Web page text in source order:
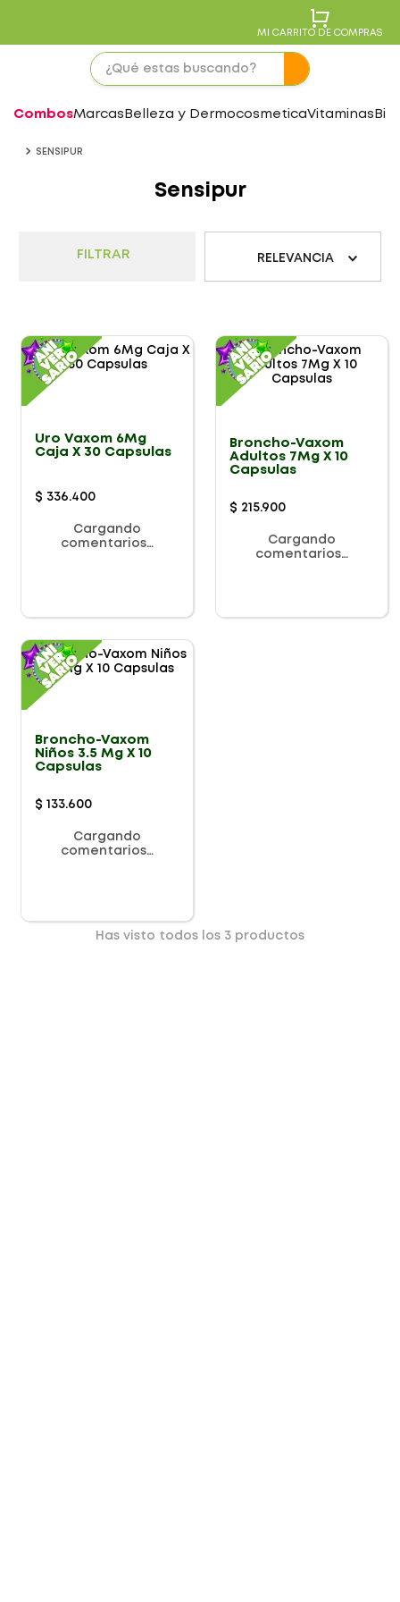
MI CARRITO DE COMPRAS
CombosMarcas Belleza y DermocosmeticaVitaminas
SENSIPUR
Sensipur
FILTRAR RELEVANCIA
Uro Vaxom 6Mg
Caja X 30 Capsulas
$ 336.400
Cargando
comentarios…
Broncho-Vaxom
Adultos 7Mg X 10
Capsulas
$ 215.900
Cargando
comentarios…
Broncho-Vaxom
Niños 3.5 Mg X 10
Capsulas
$ 133.600
Cargando
comentarios…
Has visto todos los 3 productos